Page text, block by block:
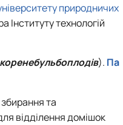
природничих
Інституту технологій
). Па
та
відділення домішок